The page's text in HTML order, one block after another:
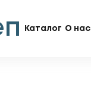
Каталог О нас